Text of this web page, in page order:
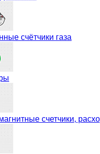
счётчики газа
счетчики,